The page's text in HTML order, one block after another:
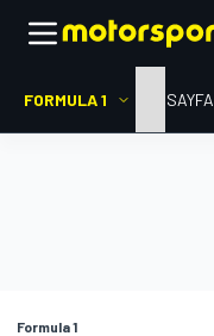
FORMULA 1 ANA SAYFA
Formula 1